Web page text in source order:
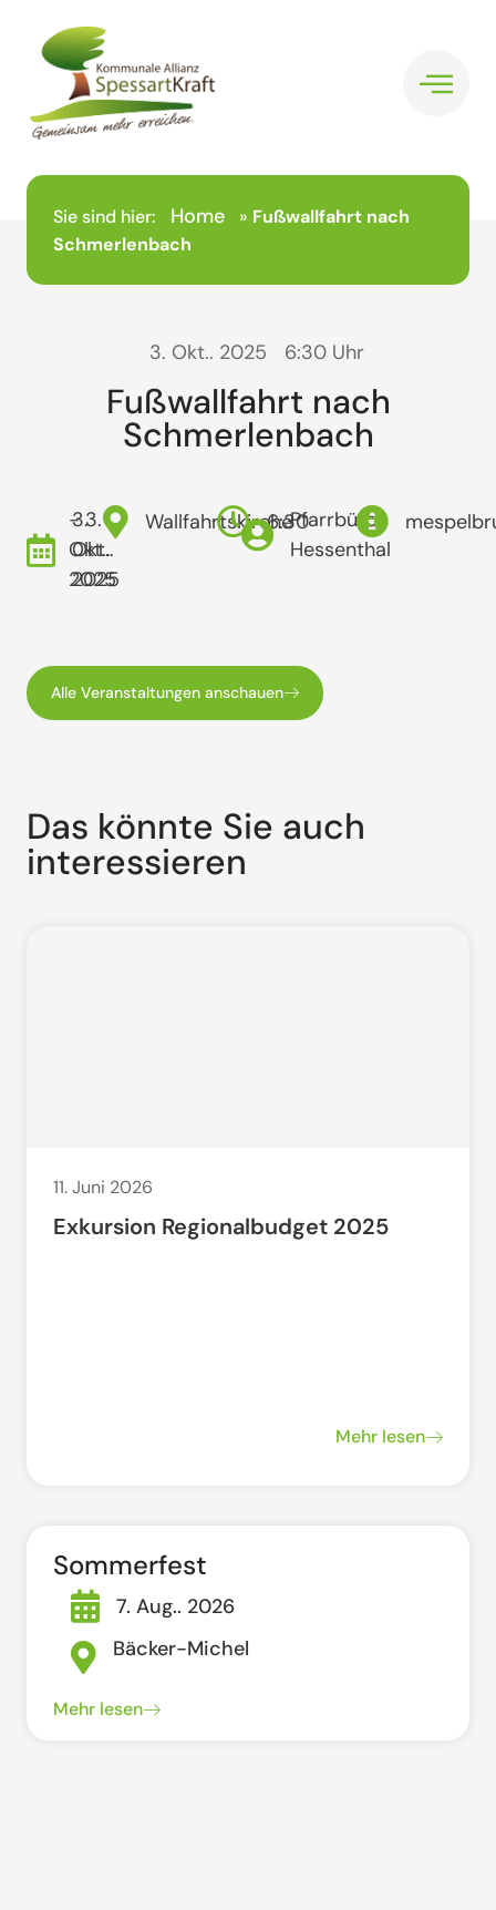
Sie sind hier: Home » Fußwallfahrt nach
Schmerlenbach
3. Okt.. 2025 6:30 Uhr
Fußwallfahrt nach
Schmerlenbach
3.
Okt..
2025
- 3.
Okt..
2025
Wallfahrtskirche
6:30Pfarrbüro
Hessenthal
Alle Veranstaltungen anschauen
Das könnte Sie auch
interessieren
11. Juni 2026
Exkursion Regionalbudget 2025
Mehr lesen
Sommerfest
7. Aug.. 2026
Bäcker-Michel
Mehr lesen